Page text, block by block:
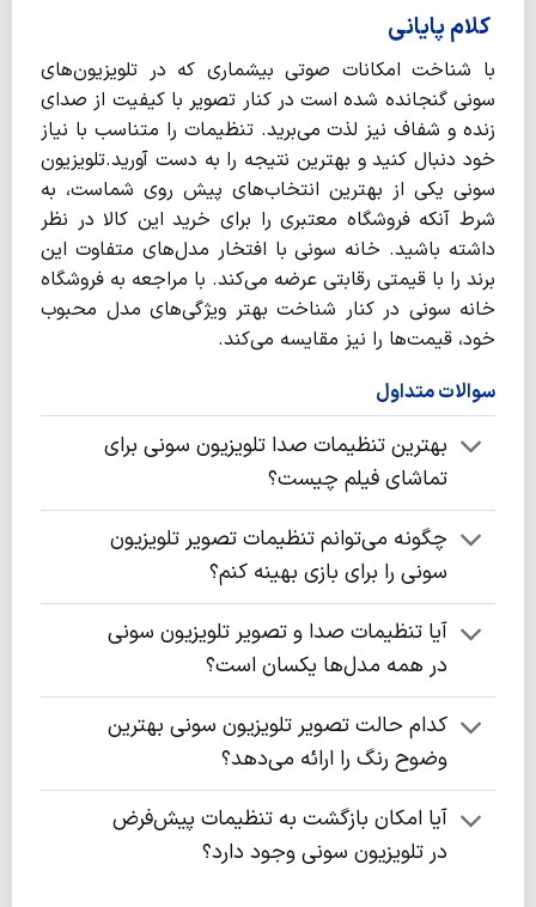
کلام پایانی
با شناخت امکانات صوتی بیشماری که در تلویزیون‌های
سونی گنجانده شده است در کنار تصویر با کیفیت از صدای
زنده و شفاف نیز لذت می‌برید. تنظیمات را متناسب با نیاز
خود دنبال کنید و بهترین نتیجه را به دست آورید.تلویزیون
سونی یکی از بهترین انتخاب‌های پیش روی شماست، به
شرط آنکه فروشگاه معتبری را برای خرید این کالا در نظر
داشته باشید. خانه سونی با افتخار مدل‌های متفاوت این
برند را با قیمتی رقابتی عرضه می‌کند. با مراجعه به فروشگاه
خانه سونی در کنار شناخت بهتر ویژگی‌های مدل محبوب
خود، قیمت‌ها را نیز مقایسه می‌کند.
سوالات متداول
بهترین تنظیمات صدا تلویزیون سونی برای
تماشای فیلم چیست؟
چگونه می‌توانم تنظیمات تصویر تلویزیون
سونی را برای بازی بهینه کنم؟
آیا تنظیمات صدا و تصویر تلویزیون سونی
در همه مدل‌ها یکسان است؟
کدام حالت تصویر تلویزیون سونی بهترین
وضوح رنگ را ارائه می‌دهد؟
آیا امکان بازگشت به تنظیمات پیش‌فرض
در تلویزیون سونی وجود دارد؟